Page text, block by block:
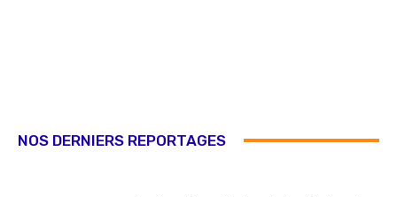
NOS DERNIERS REPORTAGES